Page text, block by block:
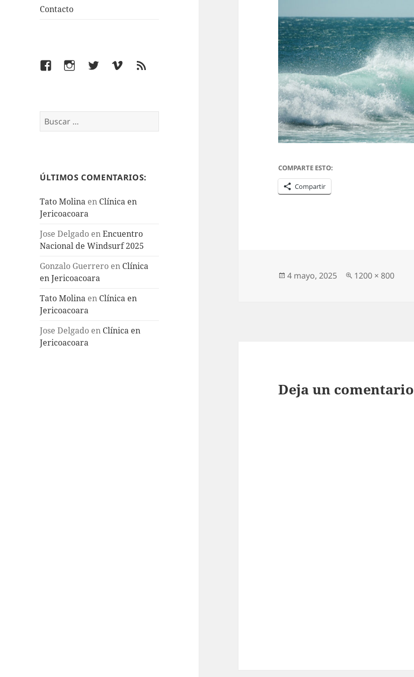
Contacto
FacebookInstagramTwitterVimeoFeed
Buscar:
ÚLTIMOS COMENTARIOS:
Tato Molina en Clínica en
Jericoacoara
Jose Delgado enEncuentro
Nacional de Windsurf 2025
Gonzalo Guerrero en Clínica
en Jericoacoara
Tato Molina en Clínica en
Jericoacoara
Jose Delgado en Clínica en
Jericoacoara
COMPARTE ESTO:
Compartir
Publicado
4 mayo, 2025
Tamaño
1200 × 800
Deja un comentario